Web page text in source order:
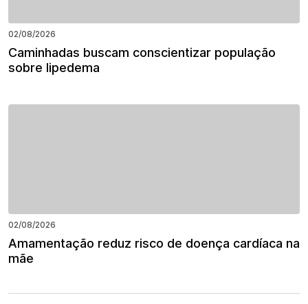
02/08/2026
Caminhadas buscam conscientizar população
sobre lipedema
02/08/2026
Amamentação reduz risco de doença cardíaca na
mãe